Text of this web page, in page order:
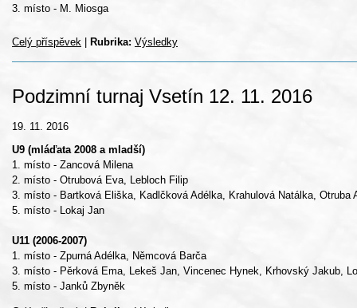
3. místo - M. Miosga
Celý příspěvek Rubrika: Výsledky
Podzimní turnaj Vsetín 12. 11. 2016
19. 11. 2016
U9 (mláďata 2008 a mladší)
1. místo - Zancová Milena
2. místo - Otrubová Eva, Lebloch Filip
3. místo - Bartková Eliška, Kadlčková Adélka, Krahulová Natálka, Otruba
5. místo - Lokaj Jan
U11 (2006-2007)
1. místo - Zpurná Adélka, Němcová Barča
3. místo - Pěrková Ema, Lekeš Jan, Vincenec Hynek, Krhovský Jakub,
5. místo - Janků Zbyněk